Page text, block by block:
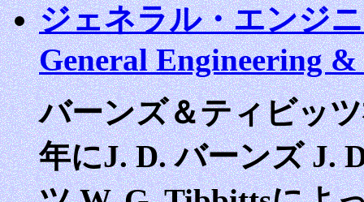
ジェネラル・エンジ
General Engineering
バーンズ＆ティビッ
年にJ. D. バーンズ J.